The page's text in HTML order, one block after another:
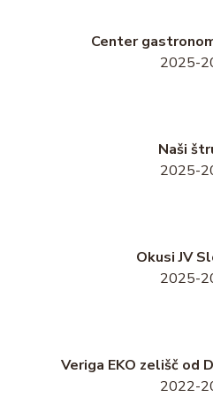
Center
2025-
Naši
2025-
Okusi JV
2025-
Veriga EKO zelišč od
2022-